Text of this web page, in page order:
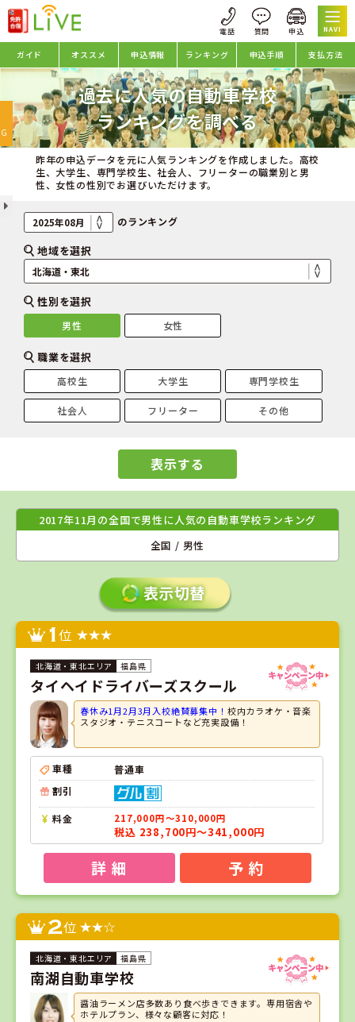
NAVI
ガイド オススメ 申込情報 ランキング 申込手順 支払方法
過去に人気の自動車学校
ランキングを調べる
昨年の申込データを元に人気ランキングを作成しました。高校
生、大学生、専門学校生、社会人、フリーターの職業別と男
性、女性の性別でお選びいただけます。
のランキング
地域を選択
性別を選択
男性 女性
職業を選択
高校生 大学生 専門学校生
社会人 フリーター その他
表示する
2017年11月の全国で男性に人気の自動車学校ランキング
全国 / 男性
1位
福島県
タイヘイドライバーズスクール
春休み1月2月3月入校絶賛募集中！ 校内カラオケ・音楽
スタジオ・テニスコートなど充実設備！
車種
普通車
割引
料金 217,000円～310,000円
税込 238,700円～341,000円
詳 細 予 約
2位
福島県
南湖自動車学校
醤油ラーメン店多数あり食べ歩きできます。専用宿舎や
ホテルプラン、様々な顧客に対応！